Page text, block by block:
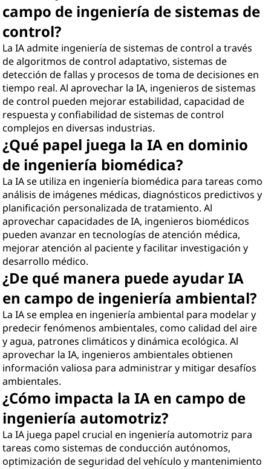
campo de ingeniería de sistemas de
control?
La IA admite ingeniería de sistemas de control a través
de algoritmos de control adaptativo, sistemas de
detección de fallas y procesos de toma de decisiones en
tiempo real. Al aprovechar la IA, ingenieros de sistemas
de control pueden mejorar estabilidad, capacidad de
respuesta y confiabilidad de sistemas de control
complejos en diversas industrias.
¿Qué papel juega la IA en dominio
de ingeniería biomédica?
La IA se utiliza en ingeniería biomédica para tareas como
análisis de imágenes médicas, diagnósticos predictivos y
planificación personalizada de tratamiento. Al
aprovechar capacidades de IA, ingenieros biomédicos
pueden avanzar en tecnologías de atención médica,
mejorar atención al paciente y facilitar investigación y
desarrollo médico.
¿De qué manera puede ayudar IA
en campo de ingeniería ambiental?
La IA se emplea en ingeniería ambiental para modelar y
predecir fenómenos ambientales, como calidad del aire
y agua, patrones climáticos y dinámica ecológica. Al
aprovechar la IA, ingenieros ambientales obtienen
información valiosa para administrar y mitigar desafíos
ambientales.
¿Cómo impacta la IA en campo de
ingeniería automotriz?
La IA juega papel crucial en ingeniería automotriz para
tareas como sistemas de conducción autónomos,
optimización de seguridad del vehículo y mantenimiento